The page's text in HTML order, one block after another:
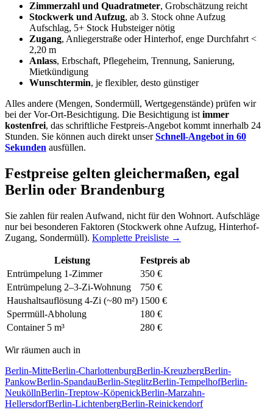
Zimmerzahl und Quadratmeter, Grobschätzung reicht
Stockwerk und Aufzug, ab 3. Stock ohne Aufzug
Aufschlag, 5+ Stock Hubsteiger nötig
Zugang, Anliegerstraße oder Hinterhof, enge Durchfahrt <
2,20 m
Anlass, Erbschaft, Pflegeheim, Trennung, Sanierung,
Mietkündigung
Wunschtermin, je flexibler, desto günstiger
Alles andere (Mengen, Sondermüll, Wertgegenstände) prüfen wir
bei der Vor-Ort-Besichtigung. Die Besichtigung ist immer
kostenfrei, das schriftliche Festpreis-Angebot kommt innerhalb 24
Stunden. Sie können auch direkt unserSchnell-Angebot in 60
Sekunden ausfüllen.
Festpreise gelten gleichermaßen, egal
Berlin oder Brandenburg
Sie zahlen für realen Aufwand, nicht für den Wohnort. Aufschläge
nur bei besonderen Faktoren (Stockwerk ohne Aufzug, Hinterhof-
Zugang, Sondermüll). Komplette Preisliste →
Leistung
Festpreis ab
Entrümpelung 1-Zimmer
350 €
Entrümpelung 2–3-Zi-Wohnung
750 €
Haushaltsauflösung 4-Zi (~80 m²) 1500 €
Sperrmüll-Abholung
180 €
Container 5 m³
280 €
Wir räumen auch in
Berlin-MitteBerlin-CharlottenburgBerlin-KreuzbergBerlin-
PankowBerlin-SpandauBerlin-SteglitzBerlin-TempelhofBerlin-
NeuköllnBerlin-Treptow-KöpenickBerlin-Marzahn-
HellersdorfBerlin-LichtenbergBerlin-Reinickendorf